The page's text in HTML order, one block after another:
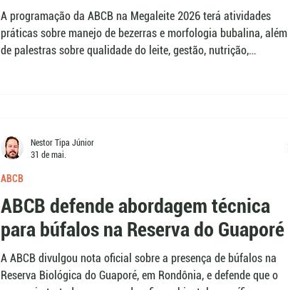
A programação da ABCB na Megaleite 2026 terá atividades
práticas sobre manejo de bezerras e morfologia bubalina, além
de palestras sobre qualidade do leite, gestão, nutrição,
ABCB defende abordagem técnica
para búfalos na Reserva do Guaporé
A ABCB divulgou nota oficial sobre a presença de búfalos na
Reserva Biológica do Guaporé, em Rondônia, e defende que o
ABCB
Nestor Tipa Júnior
31 de mai.